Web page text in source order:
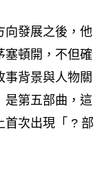
向發展之後，他
塞頓開，不但確
事背景與人物關
是第五部曲，這
首次出現「 ? 部